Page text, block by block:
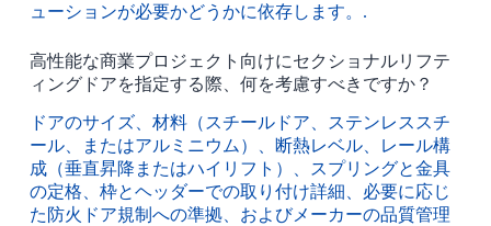
ューションが必要かどうかに依存します。.
高性能な商業プロジェクト向けにセクショナルリフテ
ィングドアを指定する際、何を考慮すべきですか？
ドアのサイズ、材料（スチールドア、ステンレススチ
ール、またはアルミニウム）、断熱レベル、レール構
成（垂直昇降またはハイリフト）、スプリングと金具
の定格、枠とヘッダーでの取り付け詳細、必要に応じ
た防火ドア規制への準拠、およびメーカーの品質管理